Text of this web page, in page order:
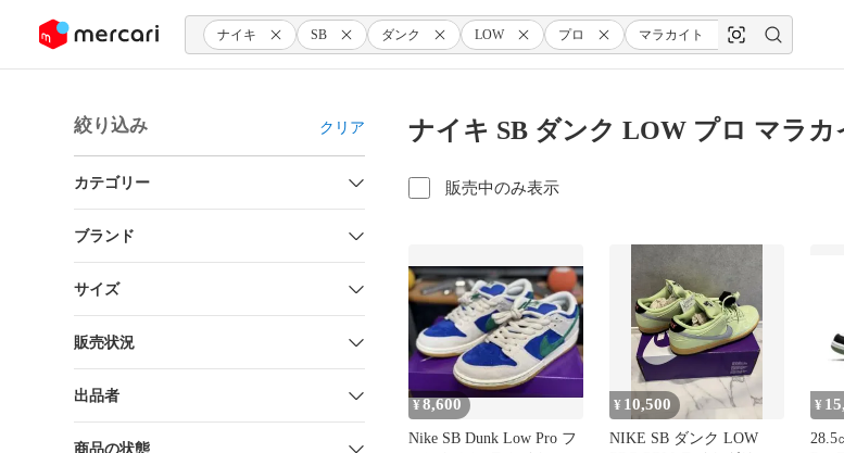
ツにスキップ ナイキ SB ダンク LOW プロ マラカイト
絞り込み クリア
カテゴリー
ブランド
サイズ
販売状況
出品者
商品の状態
ナイキ SB ダンク LOW プロ マラカ
販売中のみ表示
¥8,600
Nike SB Dunk Low Pro フ
¥ 10,500
NIKE SB ダンク LOW
¥
28.5